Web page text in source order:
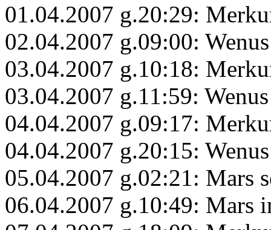
01.04.2007 g.20:29:
02.04.2007 g.09:00:
03.04.2007 g.10:18:
03.04.2007 g.11:59:
04.04.2007 g.09:17:
04.04.2007 g.20:15:
05.04.2007 g.02:21: Mars
06.04.2007 g.10:49: Mars